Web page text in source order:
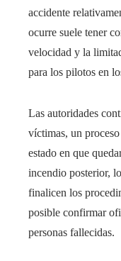
accidente
ocurre suele tener
velocidad y la
para los pilotos en
Las autoridades
víctimas, un
estado en que
incendio posterior,
finalicen los
posible confirmar
personas fallecidas.